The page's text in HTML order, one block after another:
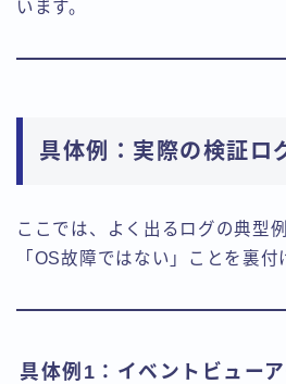
います。
具体例：実際の検証ロ
ここでは、よく出るログの典型
「OS故障ではない」ことを裏付
具体例1：イベントビュー